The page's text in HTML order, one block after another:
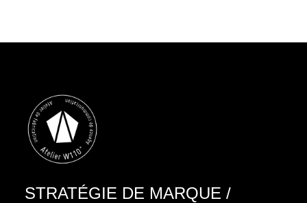
STRATÉGIE DE MARQUE /